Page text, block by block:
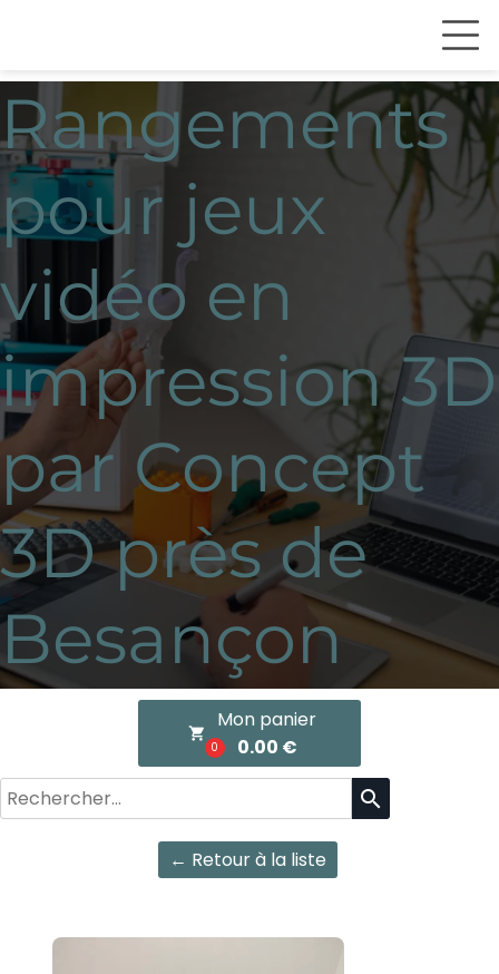
Rangements
pour jeux
vidéo en
impression 3D
par Concept
3D près de
Besançon
local_grocery_store
0
Mon panier
0.00 €
search
← Retour à la liste